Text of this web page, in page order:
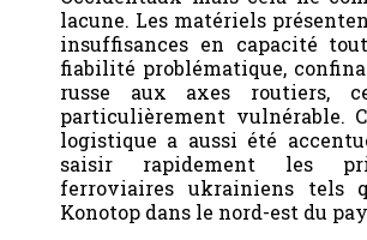
lacune. Les matériels
insuffisances en capacité
fiabilité problématique,
russe aux axes routiers,
particulièrement vulnérable.
logistique a aussi été
saisir rapidement les
ferroviaires ukrainiens tels
Konotop dans le nord-est du